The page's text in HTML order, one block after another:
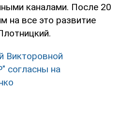
каналами. После 20
на все это развитие
Викторовной
согласны на